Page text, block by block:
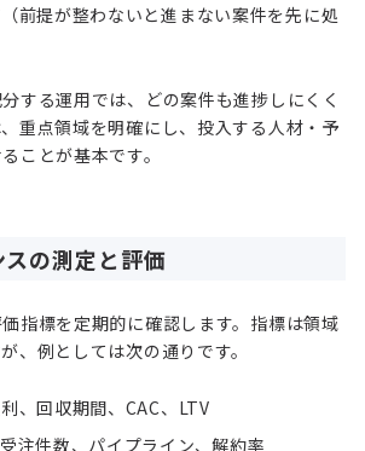
前提が整わないと進まない案件を先に処
する運用では、どの案件も進捗しにくく
重点領域を明確にし、投入する人材・予
ことが基本です。
の測定と評価
指標を定期的に確認します。指標は領域
、例としては次の通りです。
、回収期間、CAC、LTV
注件数、パイプライン、解約率